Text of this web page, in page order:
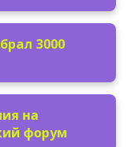
3000
на
форум